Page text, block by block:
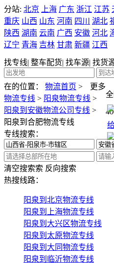
找专线| 整车配货| 找车源| 找货
分站: 北京 上海 广东 浙江 江苏
重庆 山西 山东 河南 四川 湖北
陕西 湖南 云南 广西 安徽 河北
辽宁 青海 吉林 甘肃 新疆 江西
更多
在的位置：
物流首页 >
物流专线 > 阳泉物流专线 >
阳泉到安徽物流公司专线 >
阳泉到合肥物流专线
专线搜索：
索 反向搜索
清空搜索
热搜线路：
阳泉到北京物流专线
阳泉到上海物流专线
阳泉到大兴区物流专线
阳泉到太原物流专线
阳泉到大同物流专线
阳泉到临沂物流专线